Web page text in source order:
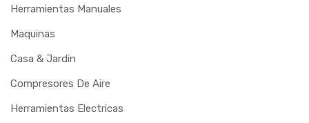
OSBORN
OXIGEN
PAMPEANO
Herramientas Manuales
Maquinas
Casa & Jardin
Compresores De Aire
Herramientas Electricas